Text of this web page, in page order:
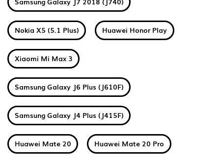
Nokia X5 (5.1 Plus) Huawei Honor Play
Xiaomi Mi Max 3
Samsung Galaxy J6 Plus (J610F)
Samsung Galaxy J4 Plus (J415F)
Huawei Mate 20 Huawei Mate 20 Pro